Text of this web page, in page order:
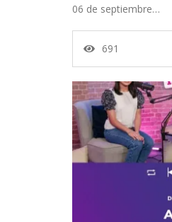
06 de septiembre…
691